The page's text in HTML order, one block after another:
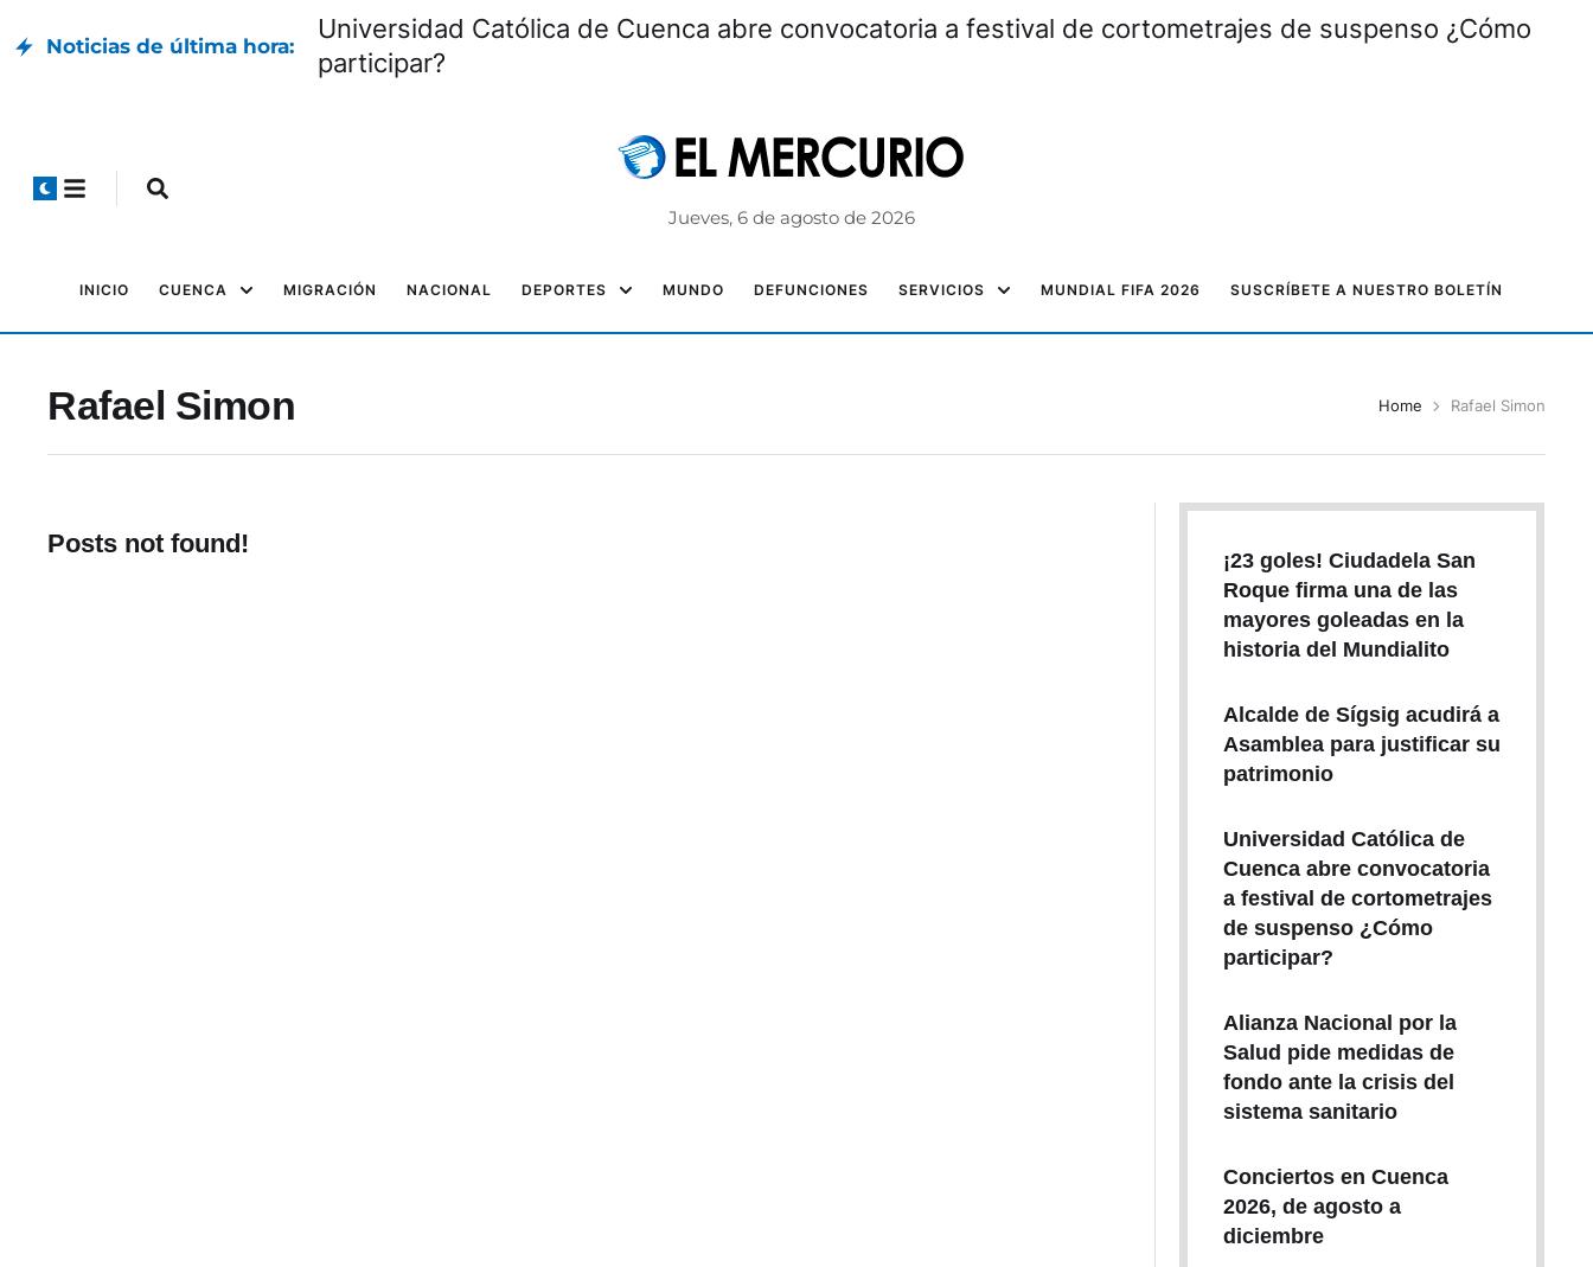
Noticias de última hora:
Universidad Católica de Cuenca abre convocatoria a festival de cortometrajes de suspenso ¿Cómo
participar?
Jueves, 6 de agosto de 2026
INICIO CUENCA MIGRACIÓN NACIONAL DEPORTES MUNDO DEFUNCIONES SERVICIOS MUNDIAL FIFA 2026 SUSCRÍBETE A NUESTRO BOLETÍN
Rafael Simon Home Rafael Simon
Posts not found!
¡23 goles! Ciudadela San
Roque firma una de las
mayores goleadas en la
historia del Mundialito
Alcalde de Sígsig acudirá a
Asamblea para justificar su
patrimonio
Universidad Católica de
Cuenca abre convocatoria
a festival de cortometrajes
de suspenso ¿Cómo
participar?
Alianza Nacional por la
Salud pide medidas de
fondo ante la crisis del
sistema sanitario
Conciertos en Cuenca
2026, de agosto a
diciembre